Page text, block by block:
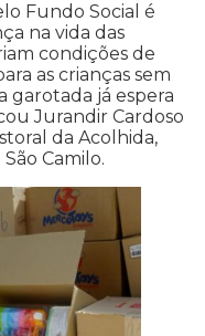
Fundo Social é
na vida das
condições de
as crianças sem
garotada já espera
Jurandir Cardoso
da Acolhida,
Camilo.